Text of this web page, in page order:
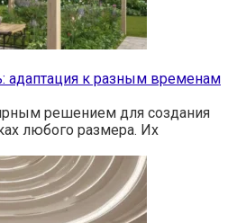
адаптация к разным временам
решением для создания
любого размера. Их